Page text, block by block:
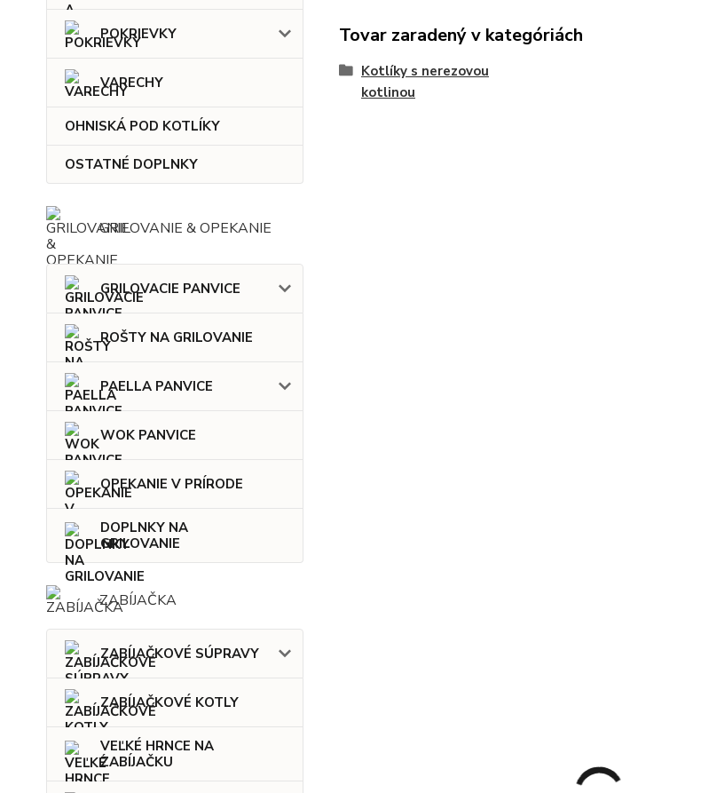
POKRIEVKY
VARECHY
OHNISKÁ POD KOTLÍKY
OSTATNÉ DOPLNKY
GRILOVANIE & OPEKANIE
GRILOVACIE PANVICE
ROŠTY NA GRILOVANIE
PAELLA PANVICE
WOK PANVICE
OPEKANIE V PRÍRODE
DOPLNKY NA
GRILOVANIE
ZABÍJAČKA
ZABÍJAČKOVÉ SÚPRAVY
ZABÍJAČKOVÉ KOTLY
VEĽKÉ HRNCE NA
ZABÍJAČKU
Tovar zaradený v kategóriách
Kotlíky s nerezovou
kotlinou